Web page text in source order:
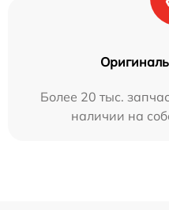
Более 20 тыс.
наличии на